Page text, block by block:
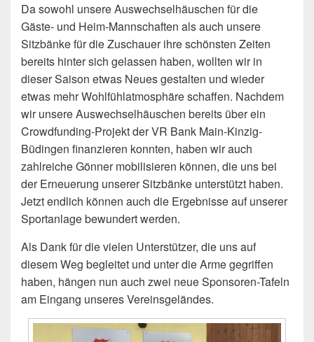
Da sowohl unsere Auswechselhäuschen für die
Gäste- und Heim-Mannschaften als auch unsere
Sitzbänke für die Zuschauer ihre schönsten Zeiten
bereits hinter sich gelassen haben, wollten wir in
dieser Saison etwas Neues gestalten und wieder
etwas mehr Wohlfühlatmosphäre schaffen. Nachdem
wir unsere Auswechselhäuschen bereits über ein
Crowdfunding-Projekt der VR Bank Main-Kinzig-
Büdingen finanzieren konnten, haben wir auch
zahlreiche Gönner mobilisieren können, die uns bei
der Erneuerung unserer Sitzbänke unterstützt haben.
Jetzt endlich können auch die Ergebnisse auf unserer
Sportanlage bewundert werden.
Als Dank für die vielen Unterstützer, die uns auf
diesem Weg begleitet und unter die Arme gegriffen
haben, hängen nun auch zwei neue Sponsoren-Tafeln
am Eingang unseres Vereinsgeländes.